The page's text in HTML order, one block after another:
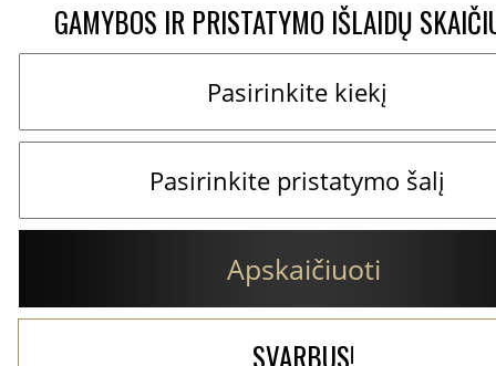
GAMYBOS IR PRISTATYMO IŠLAIDŲ
Apskaičiuoti
SVARBUS!